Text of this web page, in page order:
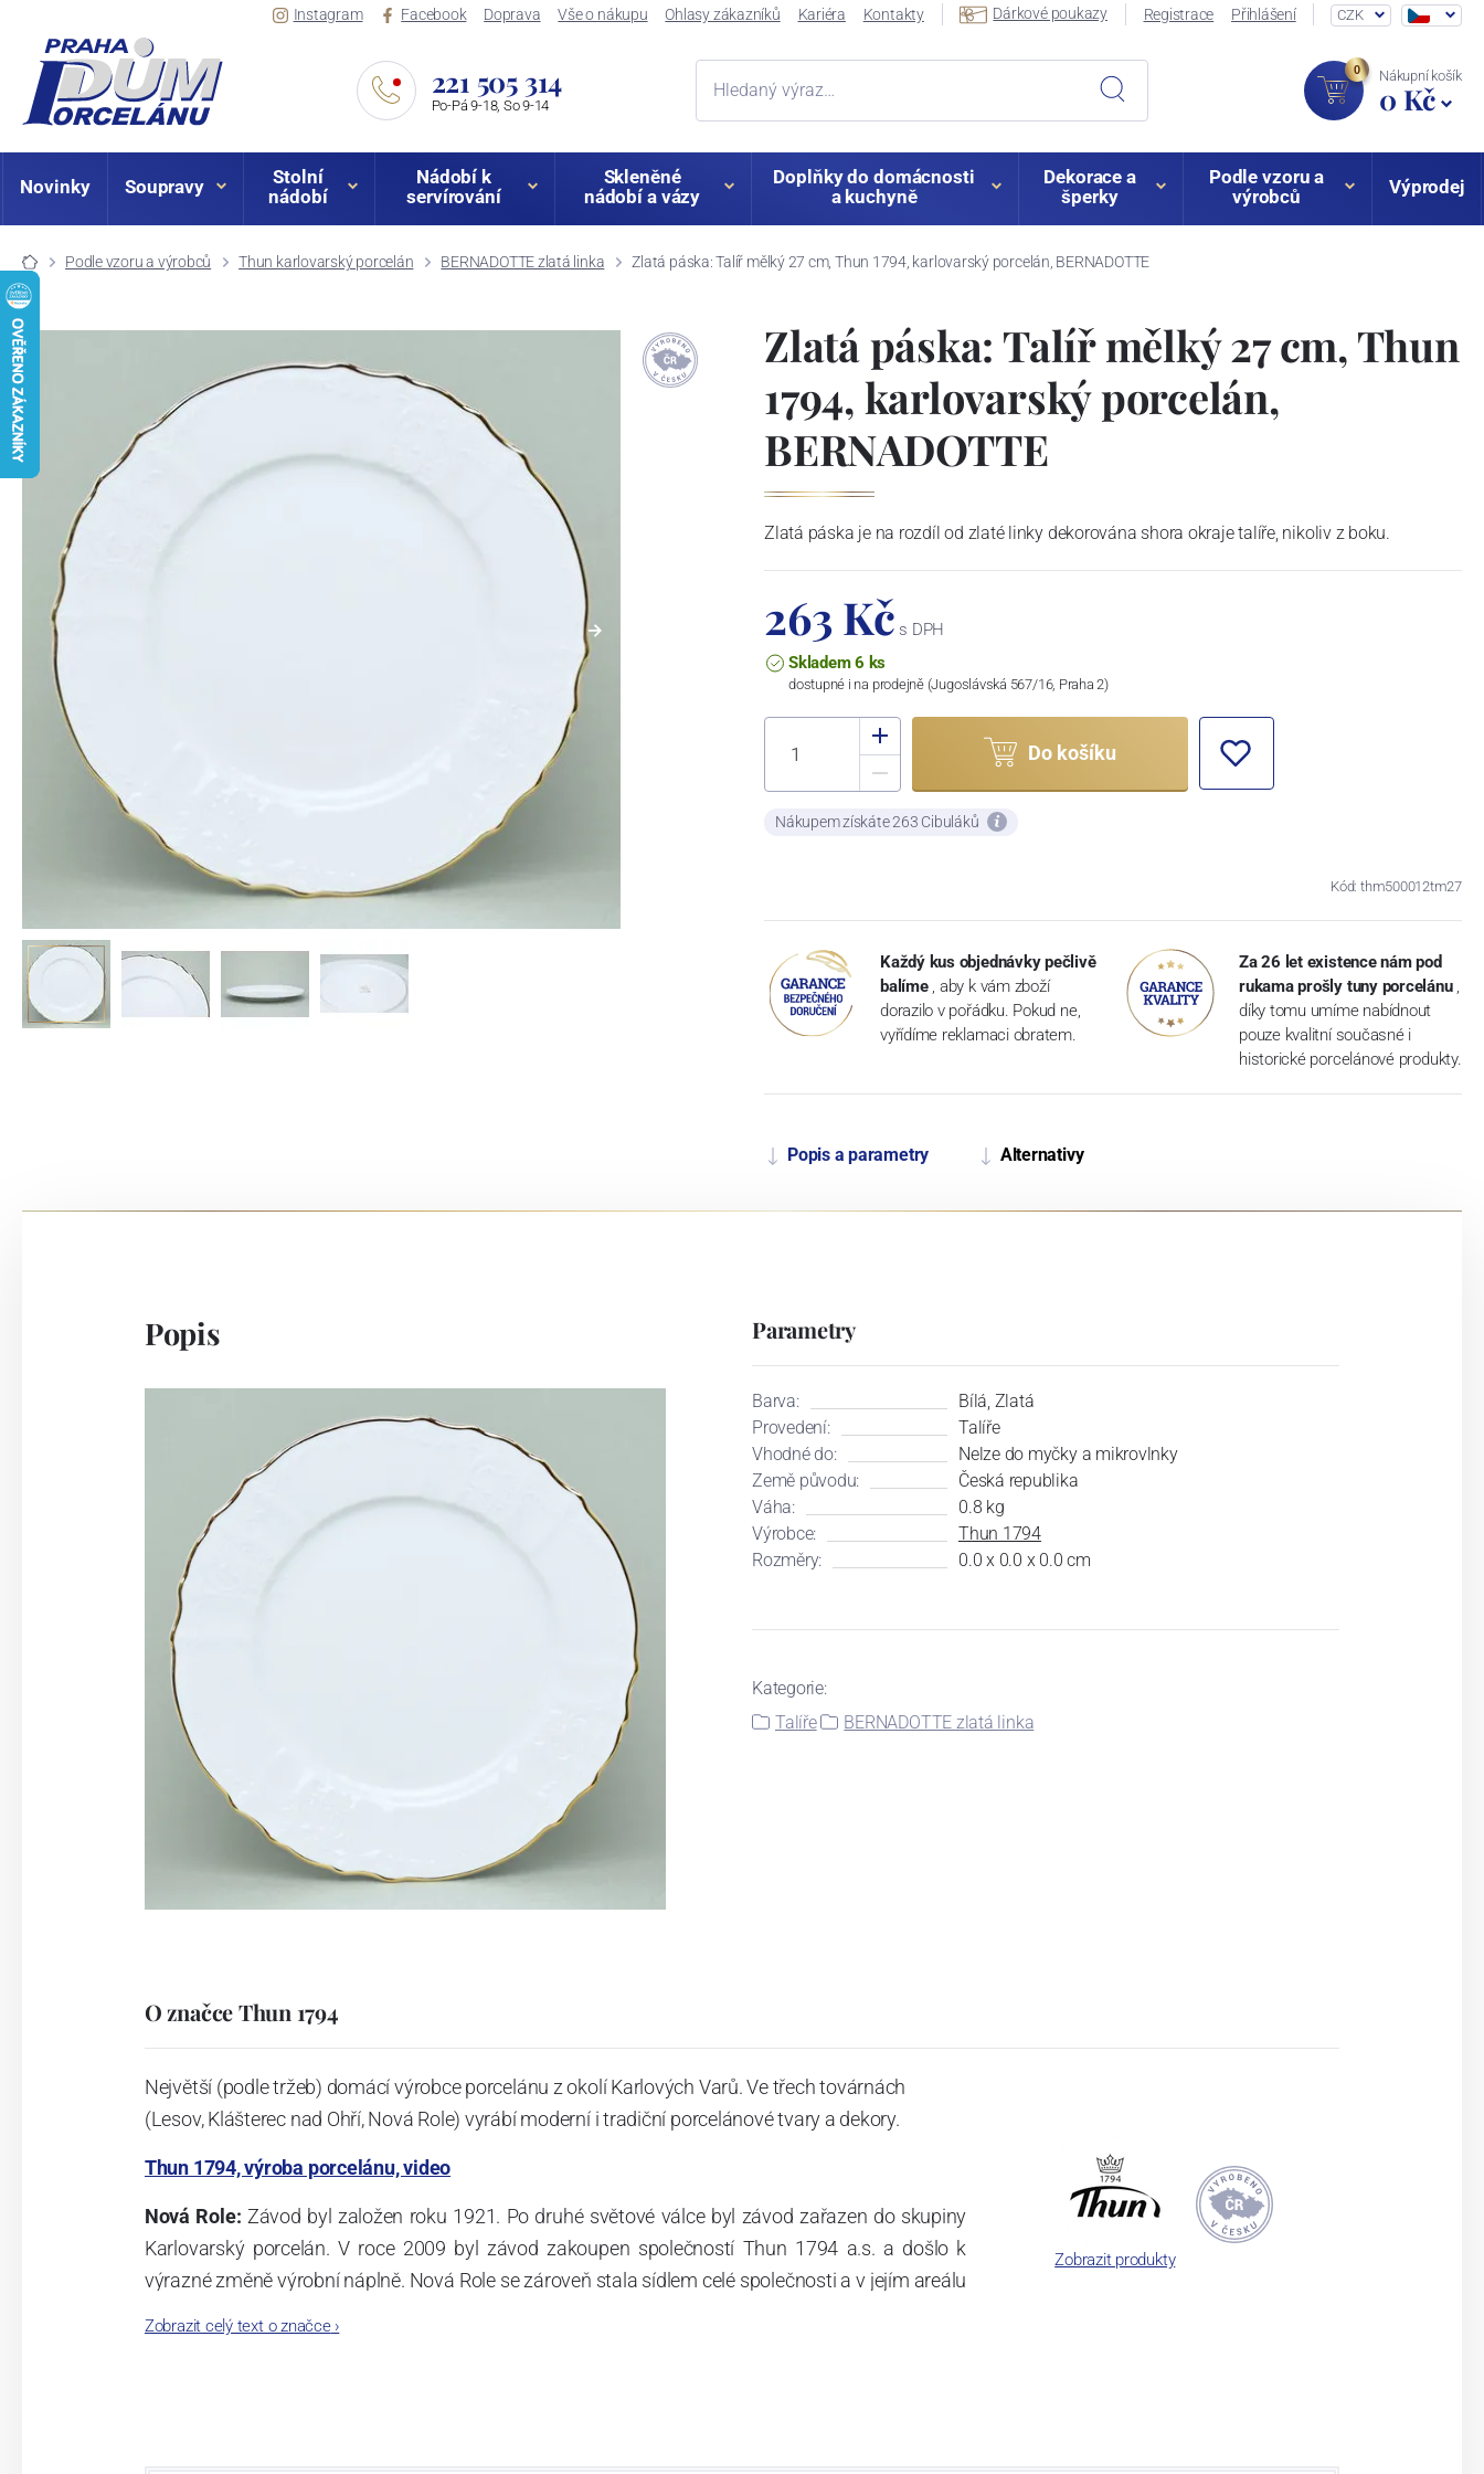
Instagram Facebook Doprava Vše o nákupu Ohlasy zákazníků Kariéra Kontakty Dárkové poukazy Registrace Přihlášení CZK
221 505 314
Po-Pá 9-18, So 9-14
0 Nákupní košík
0 Kč
Novinky Soupravy
Stolní
nádobí
Nádobí k
servírování
Skleněné
nádobí a vázy
Doplňky do domácnosti
a kuchyně
Dekorace a
šperky
Podle vzoru a
výrobců
Výprodej
Podle vzoru a výrobců Thun karlovarský porcelán BERNADOTTE zlatá linka Zlatá páska: Talíř mělký 27 cm, Thun 1794, karlovarský porcelán, BERNADOTTE
Zlatá páska: Talíř mělký 27 cm, Thun
1794, karlovarský porcelán,
BERNADOTTE
Zlatá páska je na rozdíl od zlaté linky dekorována shora okraje talíře, nikoliv z boku.
263 Kč s DPH
Skladem 6 ks
dostupné i na prodejně (Jugoslávská 567/16, Praha 2)
Do košíku
Nákupem získáte 263 Cibuláků
Kód: thm500012tm27
Každý kus objednávky pečlivě
balíme , aby k vám zboží
dorazilo v pořádku. Pokud ne,
vyřídíme reklamaci obratem.
Za 26 let existence nám pod
rukama prošly tuny porcelánu ,
díky tomu umíme nabídnout
pouze kvalitní současné i
historické porcelánové produkty.
Popis a parametry Alternativy
Popis Parametry
Barva:
Bílá, Zlatá
Provedení:
Talíře
Vhodné do:
Nelze do myčky a mikrovlnky
Země původu:
Česká republika
Váha:
0.8 kg
Výrobce:
Thun 1794
Rozměry:
0.0 x 0.0 x 0.0 cm
Kategorie:
Talíře
BERNADOTTE zlatá linka
O značce Thun 1794
Největší (podle tržeb) domácí výrobce porcelánu z okolí Karlových Varů. Ve třech továrnách
(Lesov, Klášterec nad Ohří, Nová Role) vyrábí moderní i tradiční porcelánové tvary a dekory.
Thun 1794, výroba porcelánu, video
Nová Role: Závod byl založen roku 1921. Po druhé světové válce byl závod zařazen do skupiny
Karlovarský porcelán. V roce 2009 byl závod zakoupen společností Thun 1794 a.s. a došlo k
výrazné změně výrobní náplně. Nová Role se zároveň stala sídlem celé společnosti a v jejím areálu
Zobrazit celý text o značce›
Zobrazit produkty